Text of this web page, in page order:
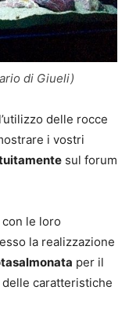
di Giueli)
delle rocce
i vostri
sul forum
le loro
la realizzazione
per il
caratteristiche